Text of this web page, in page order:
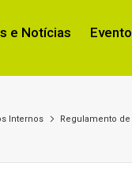
e Notícias
Internos Regulamento